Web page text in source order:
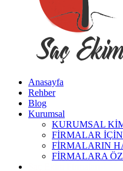
Anasayfa
Rehber
Blog
Kurumsal
KURUMSAL
FİRMALAR
FİRMALARIN
FİRMALARA